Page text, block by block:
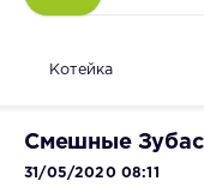
Котейка
Смешные
31/05/2020 08:11